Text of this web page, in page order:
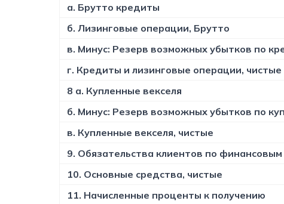
а. Брутто кредиты
б. Лизинговые операции, Брутто
в. Минус: Резерв возможных убытков по
г. Кредиты и лизинговые операции, чистые
8 а. Купленные векселя
б. Минус: Резерв возможных убытков по
в. Купленные векселя, чистые
9. Обязательства клиентов по
10. Основные средства, чистые
11. Начисленные проценты к получению